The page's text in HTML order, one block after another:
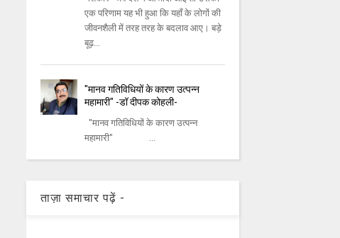
एक परिणाम यह भी हुआ कि यहाँ के लोगों की
जीवनशैली में तरह तरह के बदलाव आए। बड़े
बूढ़...
"मानव गतिविधियों के कारण उत्पन्न
महामारी" -डॉ दीपक कोहली-
"मानव गतिविधियों के कारण उत्पन्न
महामारी" ...
ताज़ा समाचार पढ़ें -